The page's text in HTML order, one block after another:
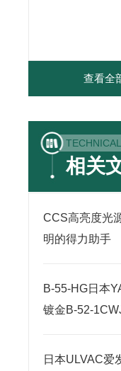
查看全
相关
CCS高亮度光
明的得力助手
B-55-HG日本
镀金B-52-
日本ULVAC爱